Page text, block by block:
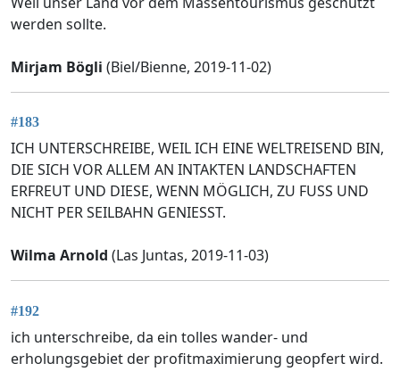
werden sollte.
Mirjam Bögli (Biel/Bienne, 2019-11-02)
#183
ICH UNTERSCHREIBE, WEIL ICH EINE WELTREISEND BIN,
DIE SICH VOR ALLEM AN INTAKTEN LANDSCHAFTEN
ERFREUT UND DIESE, WENN MÖGLICH, ZU FUSS UND
NICHT PER SEILBAHN GENIESST.
Wilma Arnold (Las Juntas, 2019-11-03)
#192
ich unterschreibe, da ein tolles wander- und
erholungsgebiet der profitmaximierung geopfert wird.